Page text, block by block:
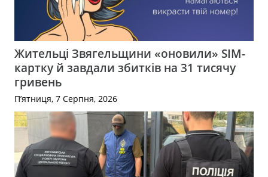
Жительці Звягельщини «оновили» SIM-
картку й завдали збитків на 31 тисячу
гривень
П’ятниця, 7 Серпня, 2026